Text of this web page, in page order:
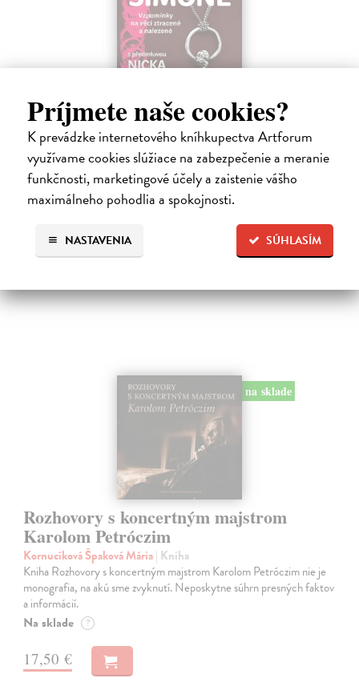
Príjmete naše cookies?
K prevádzke internetového kníhkupectva Artforum
využívame cookies slúžiace na zabezpečenie a meranie
funkčnosti, marketingové účely a zaistenie vášho
maximálneho pohodlia a spokojnosti.
SÚHLASÍM
NASTAVENIA
Žvýkačka Niny Simone
Ellis Warren| Kniha
Ellisova kniha je neobvyklou literární poctou legendární jazzové
zpěvačce a pianistce Nině Simone. Světoznámý hudebník v ní vypráví
příběh zdánlivě bezvýznamného předmětu – žvýkačky, kterou
Simone během…
12,92 €
na sklade
Rozhovory s koncertným majstrom
Karolom Petróczim
Kornucíková Špaková Mária| Kniha
Kniha Rozhovory s koncertným majstrom Karolom Petróczim nie je
monografia, na akú sme zvyknutí. Neposkytne súhrn presných faktov
a informácií.
Na sklade ?
17,50 €